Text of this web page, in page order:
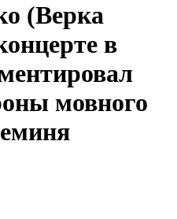
(Верка
в
мовного